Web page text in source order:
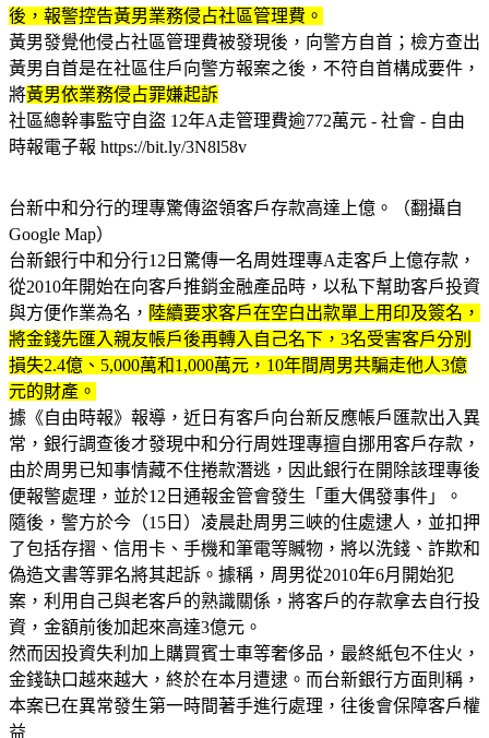
後，報警控告黃男業務侵占社區管理費。
黃男發覺他侵占社區管理費被發現後，向警方自首；檢方查出
黃男自首是在社區住戶向警方報案之後，不符自首構成要件，
將黃男依業務侵占罪嫌起訴
社區總幹事監守自盜 12年A走管理費逾772萬元 - 社會 - 自由
時報電子報 https://bit.ly/3N8l58v
台新中和分行的理專驚傳盜領客戶存款高達上億。（翻攝自
Google Map）
台新銀行中和分行12日驚傳一名周姓理專A走客戶上億存款，
從2010年開始在向客戶推銷金融產品時，以私下幫助客戶投資
與方便作業為名， 陸續要求客戶在空白出款單上用印及簽名，
將金錢先匯入親友帳戶後再轉入自己名下，3名受害客戶分別
損失2.4億、5,000萬和1,000萬元， 10年間周男共騙走他人3億
元的財產。
據《自由時報》報導，近日有客戶向台新反應帳戶匯款出入異
常，銀行調查後才發現中和分行周姓理專擅自挪用客戶存款，
由於周男已知事情藏不住捲款潛逃，因此銀行在開除該理專後
便報警處理，並於12日通報金管會發生「重大偶發事件」。
隨後，警方於今（15日）凌晨赴周男三峽的住處逮人，並扣押
了包括存摺、信用卡、手機和筆電等贓物，將以洗錢、詐欺和
偽造文書等罪名將其起訴。據稱，周男從2010年6月開始犯
案，利用自己與老客戶的熟識關係，將客戶的存款拿去自行投
資，金額前後加起來高達3億元。
然而因投資失利加上購買賓士車等奢侈品，最終紙包不住火，
金錢缺口越來越大，終於在本月遭逮。而台新銀行方面則稱，
本案已在異常發生第一時間著手進行處理，往後會保障客戶權
益